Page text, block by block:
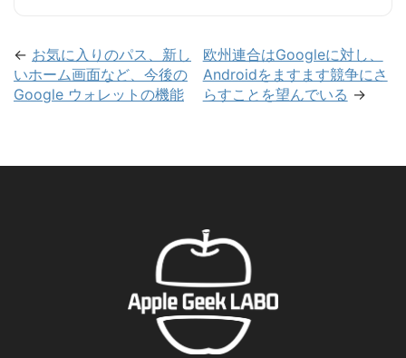
← お気に入りのパス、新し
いホーム画面など、今後の
Google ウォレットの機能
欧州連合はGoogleに対し、
Androidをますます競争にさ
らすことを望んでいる →